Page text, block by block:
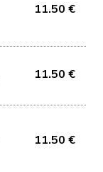
11.50 €
11.50 €
11.50 €